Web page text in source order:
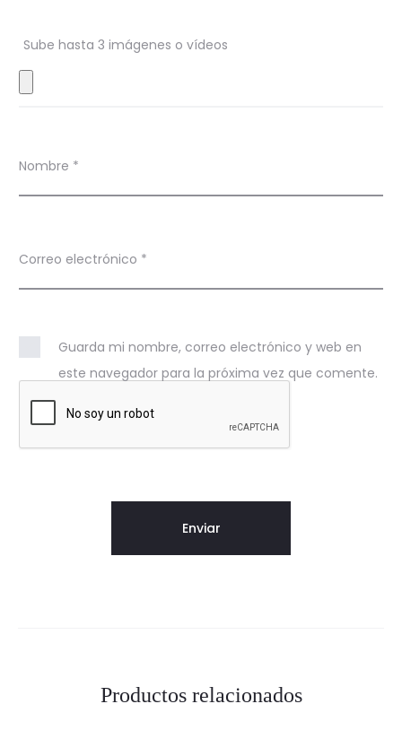
s
Sube hasta 3 imágenes o vídeos
Nombre *
Correo electrónico *
Guarda mi nombre, correo electrónico y web en
este navegador para la próxima vez que comente.
Productos relacionados